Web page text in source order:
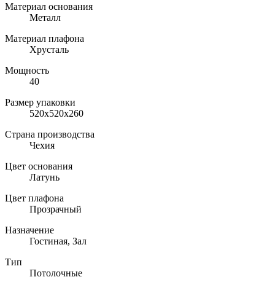
Материал основания
Металл
Материал плафона
Хрусталь
Мощность
40
Размер упаковки
520x520x260
Страна производства
Чехия
Цвет основания
Латунь
Цвет плафона
Прозрачный
Назначение
Гостиная, Зал
Тип
Потолочные